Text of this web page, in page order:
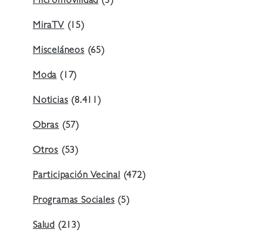
MiraTV (15)
Misceláneos (65)
Moda (17)
Noticias (8.411)
Obras (57)
Otros (53)
Participación Vecinal (472)
Programas Sociales (5)
Salud (213)